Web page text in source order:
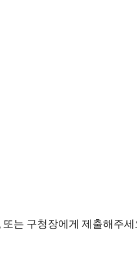
는 구청장에게 제출해주세